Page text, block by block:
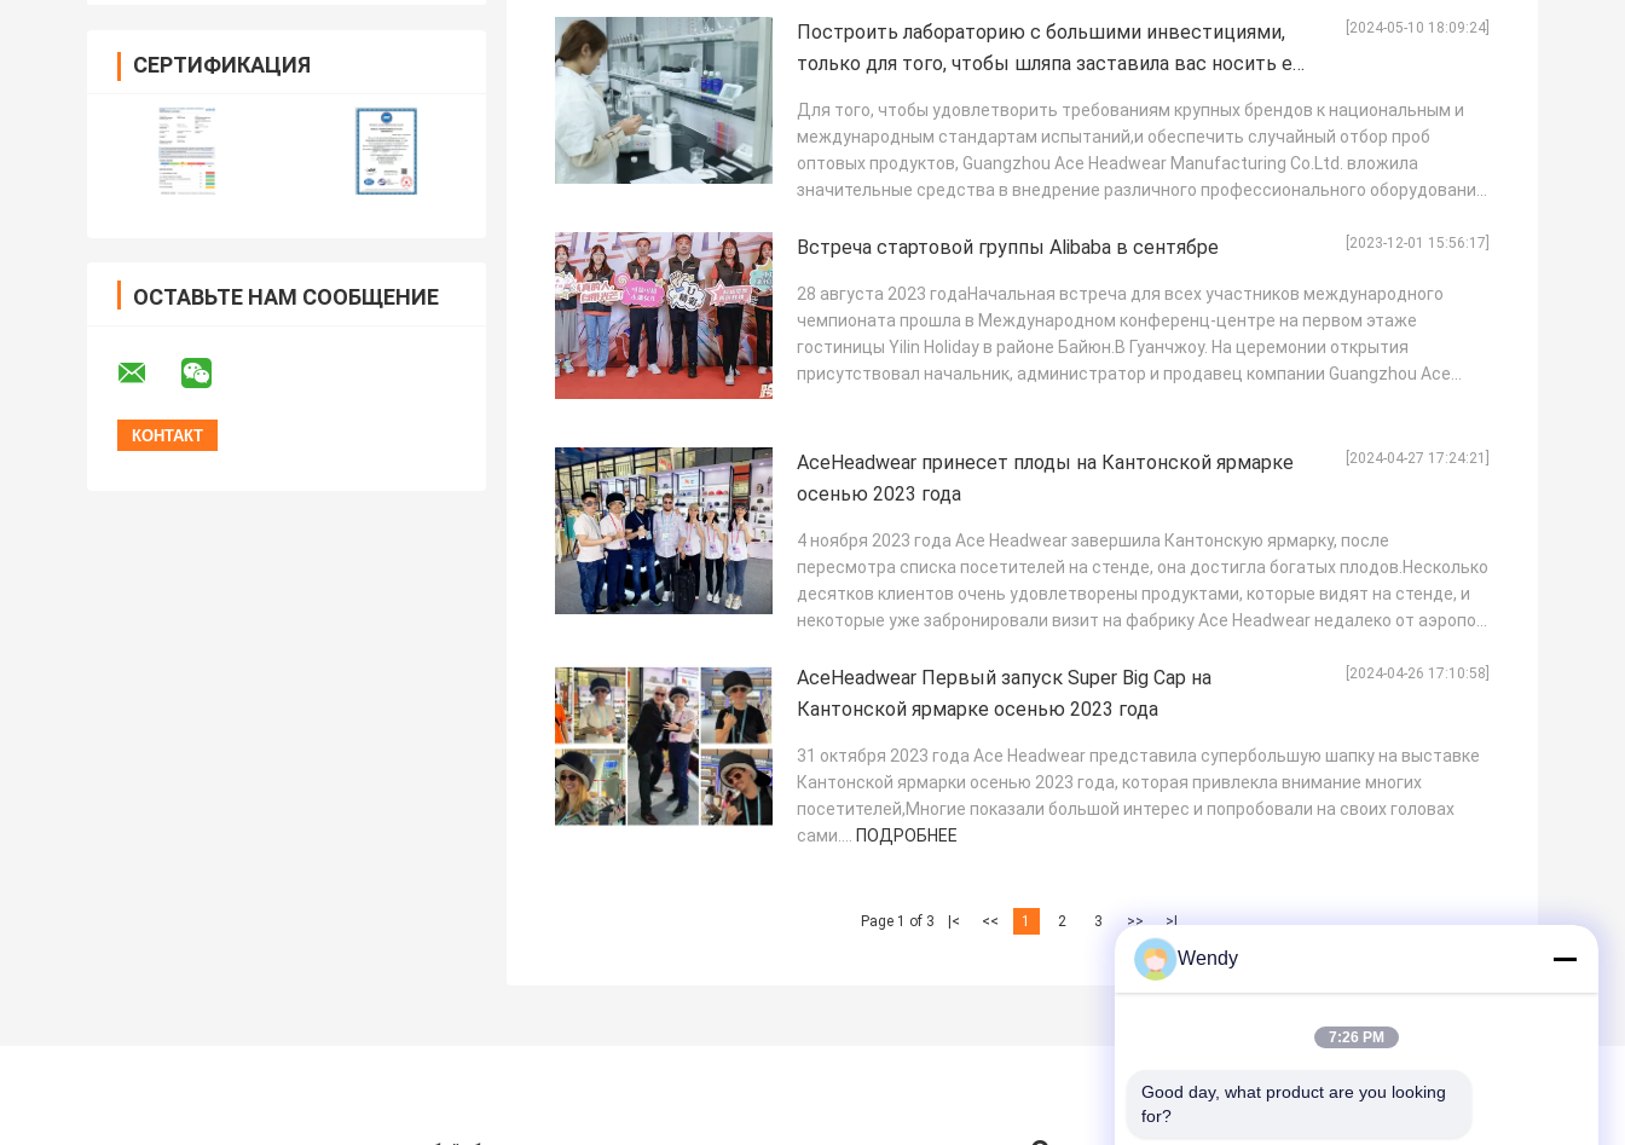
СЕРТИФИКАЦИЯ
ОСТАВЬТЕ НАМ СООБЩЕНИЕ
Построить лабораторию с большими инвестициями,
только для того, чтобы шляпа заставила вас носить ее
[2024-05-10 18:09:24]
Для того, чтобы удовлетворить требованиям крупных брендов к национальным и
международным стандартам испытаний,и обеспечить случайный отбор проб
оптовых продуктов, Guangzhou Ace Headwear Manufacturing Co.Ltd. вложила
значительные средства в внедрение различного профессионального оборудования
Встреча стартовой группы Alibaba в сентябре [2023-12-01 15:56:17]
28 августа 2023 годаНачальная встреча для всех участников международного
чемпионата прошла в Международном конференц-центре на первом этаже
гостиницы Yilin Holiday в районе Байюн.В Гуанчжоу. На церемонии открытия
присутствовал начальник, администратор и продавец компании Guangzhou Ace
AceHeadwear принесет плоды на Кантонской ярмарке
осенью 2023 года
[2024-04-27 17:24:21]
4 ноября 2023 года Ace Headwear завершила Кантонскую ярмарку, после
пересмотра списка посетителей на стенде, она достигла богатых плодов.Несколько
десятков клиентов очень удовлетворены продуктами, которые видят на стенде, и
некоторые уже забронировали визит на фабрику Ace Headwear недалеко от аэропо...
AceHeadwear Первый запуск Super Big Cap на
Кантонской ярмарке осенью 2023 года
[2024-04-26 17:10:58]
31 октября 2023 года Ace Headwear представила супербольшую шапку на выставке
Кантонской ярмарки осенью 2023 года, которая привлекла внимание многих
посетителей,Многие показали большой интерес и попробовали на своих головах
сами.... ПОДРОБНЕЕ
Page 1 of 3 |< << 1 2 3 >> >|
Wendy
7:26 PM
Good day, what product are you looking
for?